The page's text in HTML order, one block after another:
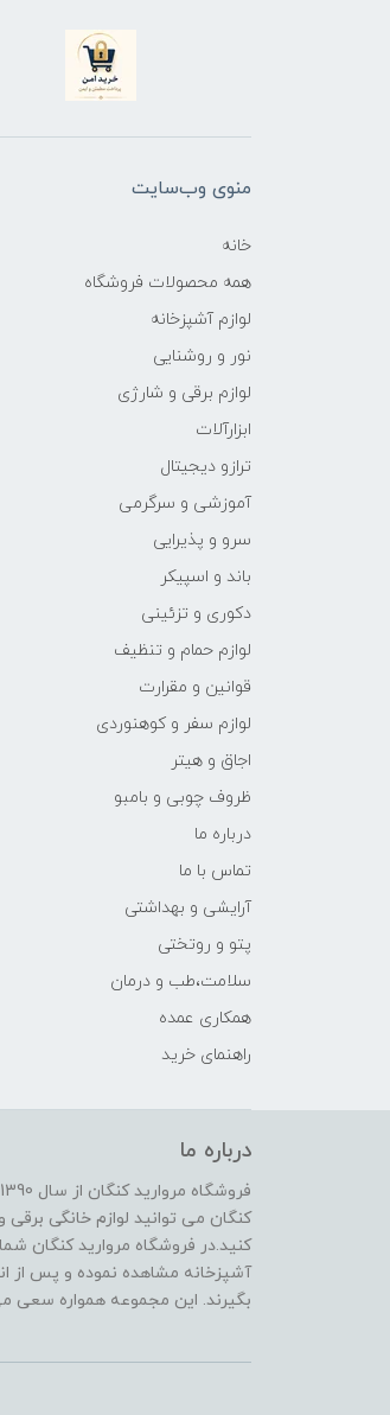
منوی وب‌سایت
خانه
همه محصولات فروشگاه
لوازم آشپزخانه
نور و روشنایی
لوازم برقی و شارژی
ابزارآلات
ترازو دیجیتال
آموزشی و سرگرمی
سرو و پذیرایی
باند و اسپیکر
دکوری و تزئینی
لوازم حمام و تنظیف
قوانین و مقرارت
لوازم سفر و کوهنوردی
اجاق و هیتر
ظروف چوبی و بامبو
درباره ما
تماس با ما
آرایشی و بهداشتی
پتو و روتختی
سلامت،طب و درمان
همکاری عمده
راهنمای خرید
درباره ما
کنگان می توانید لوازم خانگی
کنید.در فروشگاه مروارید کنگان
آشپزخانه مشاهده نموده و پس از
بگیرند. این مجموعه همواره سعی